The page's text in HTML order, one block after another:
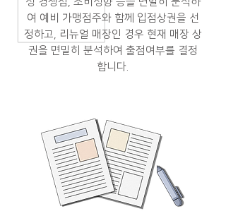
여 예비 가맹점주와 함께 입점상권을 선
정하고, 리뉴얼 매장인 경우 현재 매장 상
권을 면밀히 분석하여 출점여부를 결정
합니다.